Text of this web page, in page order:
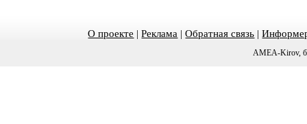
О проекте |Реклама |Обратная связь |
AMEA-Kirov,